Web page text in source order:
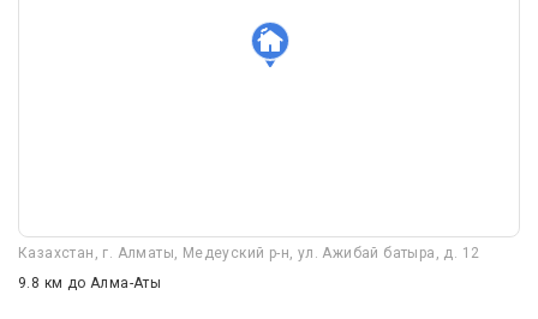
Казахстан, г. Алматы, Медеуский р-н, ул. Ажибай батыра, д. 12
9.8 км до Алма-Аты